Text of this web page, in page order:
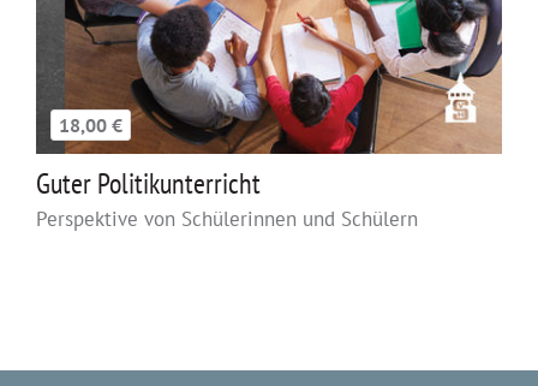
18,00 €
Guter Politikunterricht
Perspektive von Schülerinnen und Schülern